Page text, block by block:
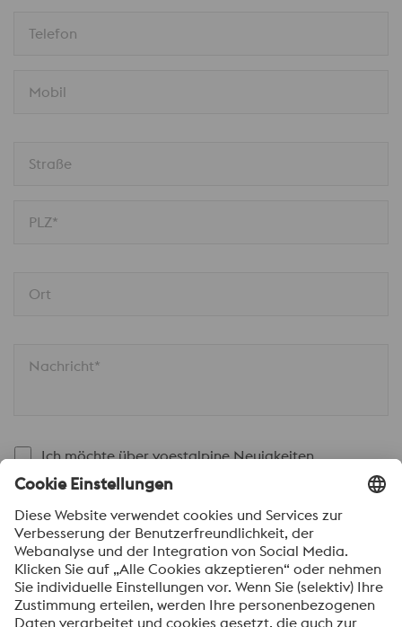
Telefon
Mobil
Straße
PLZ*
Ort
Nachricht*
Ich möchte über voestalpine Neuigkeiten
automatisch informiert werden.
SENDEN
Anti-Roboter-Verifizierung
Hier klicken
FriendlyCaptcha ⇗